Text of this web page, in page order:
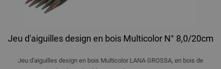
Jeu d'aiguilles design en bois Multicolor N° 8,0/20cm
Jeu d'aiguilles design en bois Multicolor LANA GROSSA, en bois de